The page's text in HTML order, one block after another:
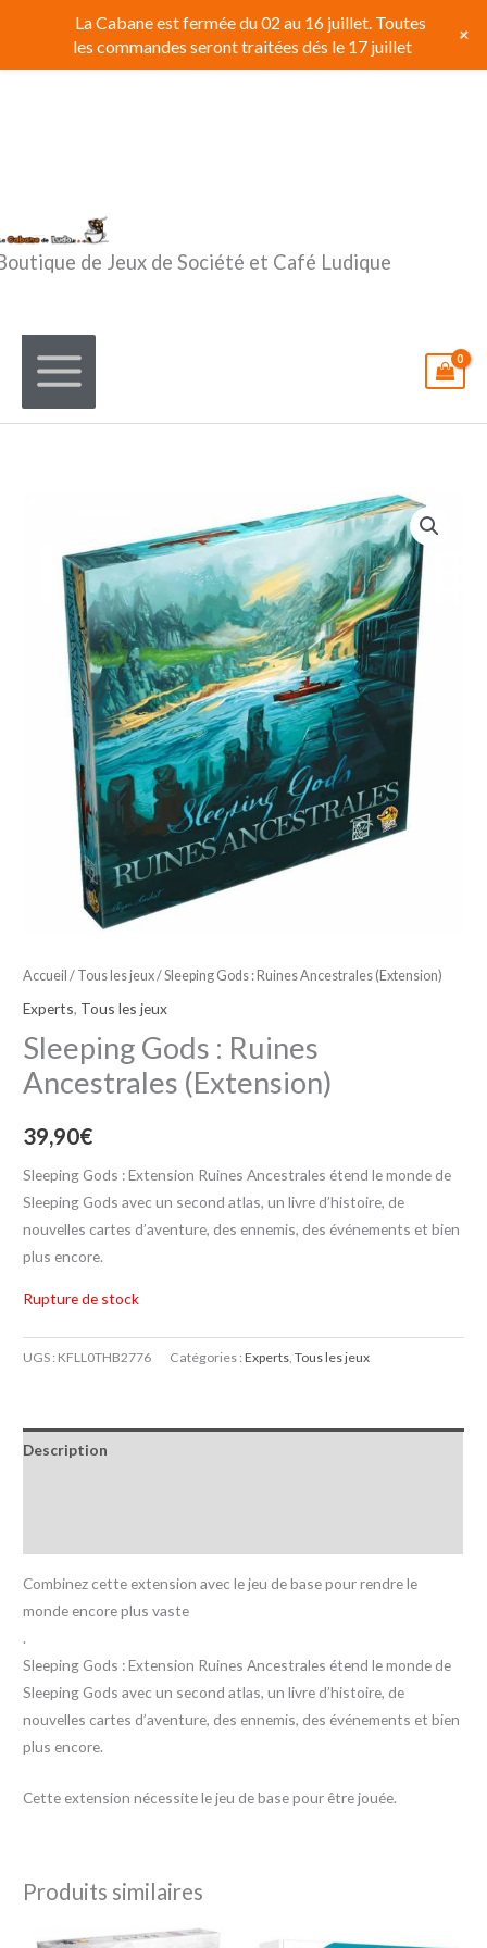
contenu
de Jeux de Société et Café Ludique
Accueil / Tous les jeux/ Sleeping Gods : Ruines Ancestrales (Extension)
Experts, Tous les jeux
Sleeping Gods : Ruines
Ancestrales (Extension)
39,90€
Sleeping Gods : Extension Ruines Ancestrales étend le monde de
Sleeping Gods avec un second atlas, un livre d’histoire, de
nouvelles cartes d’aventure, des ennemis, des événements et bien
plus encore.
Rupture de stock
UGS : KFLL0THB2776 Catégories :Experts ,Tous les jeux
Description
Combinez cette extension avec le jeu de base pour rendre le
monde encore plus vaste
.
Sleeping Gods : Extension Ruines Ancestrales étend le monde de
Sleeping Gods avec un second atlas, un livre d’histoire, de
nouvelles cartes d’aventure, des ennemis, des événements et bien
plus encore.
Cette extension nécessite le jeu de base pour être jouée.
Produits similaires
La Cabane est fermée du 02 au 16 juillet. Toutes
les commandes seront traitées dés le 17 juillet
+